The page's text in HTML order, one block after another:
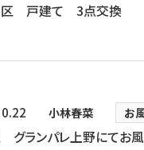
区 戸建て 3点交換
小林春菜 お
グランパレ上野にてお